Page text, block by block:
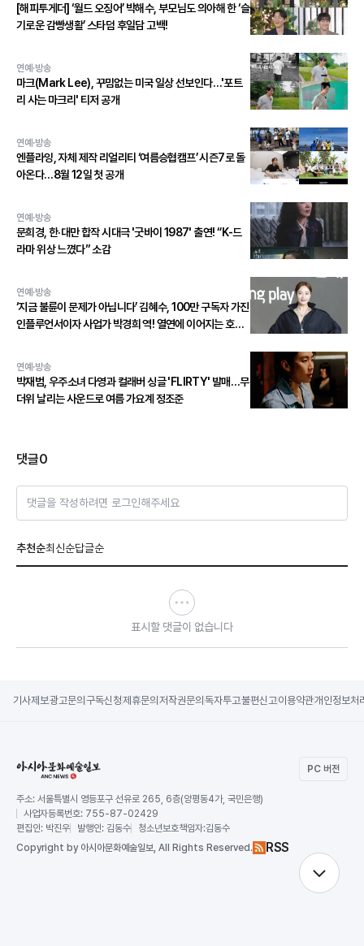
[해피투게더] ‘월드 오징어’ 박해수, 부모님도 의아해 한 ‘슬
기로운 감빵생활’ 스타덤 후일담 고백!
연예·방송
마크(Mark Lee), 꾸밈없는 미국 일상 선보인다…'포트
리 사는 마크리' 티저 공개
연예·방송
엔플라잉, 자체 제작 리얼리티 ‘여름승협캠프’ 시즌7로 돌
아온다…8월 12일 첫 공개
연예·방송
문희경, 한·대만 합작 시대극 '굿바이 1987' 출연! “K-드
라마 위상 느꼈다” 소감
연예·방송
‘지금 불륜이 문제가 아닙니다’ 김혜수, 100만 구독자 가진
인플루언서이자 사업가 박경희 역! 열연에 이어지는 호평
연예·방송
박재범, 우주소녀 다영과 컬래버 싱글 'FLIRTY' 발매…무
더위 날리는 사운드로 여름 가요계 정조준
댓글0
댓글을 작성하려면 로그인해주세요
추천순최신순답글순
표시할 댓글이 없습니다
기사제보광고문의 구독신청제휴문의 저작권문의 독자투고불편신고이용약관개인정보처
PC 버전
주소: 서울특별시 영등포구 선유로 265, 6층(양평동4가, 국민은행)
사업자등록번호: 755-87-02429
편집인: 박진우 발행인: 김동수 청소년보호책임자:김동수
Copyright by 아시아문화예술일보, All Rights Reserved. RSS